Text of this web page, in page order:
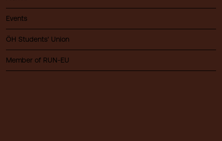
Events
ÖH Students' Union
Member of RUN-EU